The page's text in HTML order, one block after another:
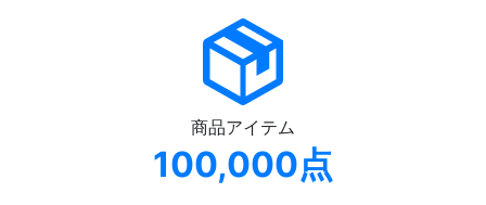
商品アイテム
100,000点